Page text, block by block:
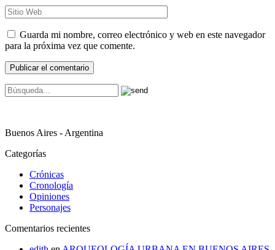
Guarda mi nombre, correo electrónico y web en este navegador
para la próxima vez que comente.
Buenos Aires - Argentina
Categorías
Crónicas
Cronología
Opiniones
Personajes
Comentarios recientes